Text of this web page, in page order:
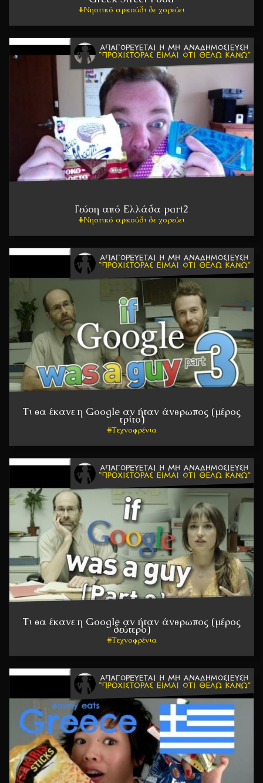
Νηστικό αρκούδι δε χορεύει
Γεύση από Ελλάδα part2
Νηστικό αρκούδι δε χορεύει
Τι θα έκανε η Google αν ήταν άνθρωπος (μέρος
τρίτο)
Τεχνοφρένια
Τι θα έκανε η Google αν ήταν άνθρωπος (μέρος
δεύτερο)
Τεχνοφρένια